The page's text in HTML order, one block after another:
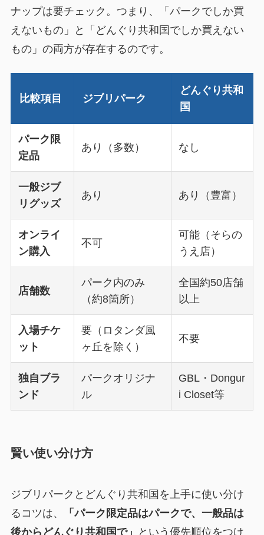
ナップは要チェック。つまり、「パークでしか買
えないもの」と「どんぐり共和国でしか買えない
もの」の両方が存在するのです。
比較項目 ジブリパーク
どんぐり共和
国
パーク限
定品
あり（多数） なし
一般ジブ
リグッズ
あり あり（豊富）
オンライ
ン購入
不可
可能（そらの
うえ店）
店舗数
パーク内のみ
（約8箇所）
全国約50店舗
以上
入場チケ
ット
要（ロタンダ風
ヶ丘を除く）
不要
独自ブラ
ンド
パークオリジナ
ル
GBL・Dongur
i Closet等
賢い使い分け方
ジブリパークとどんぐり共和国を上手に使い分け
るコツは、
「パーク限定品はパークで、一般品は
後からどんぐり共和国で」
という優先順位をつけ